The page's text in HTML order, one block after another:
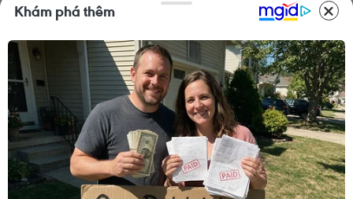
Bộ đội đưa pháo vào trận địa. (Ảnh tư liệu TTXVN)
Khám phá thêm